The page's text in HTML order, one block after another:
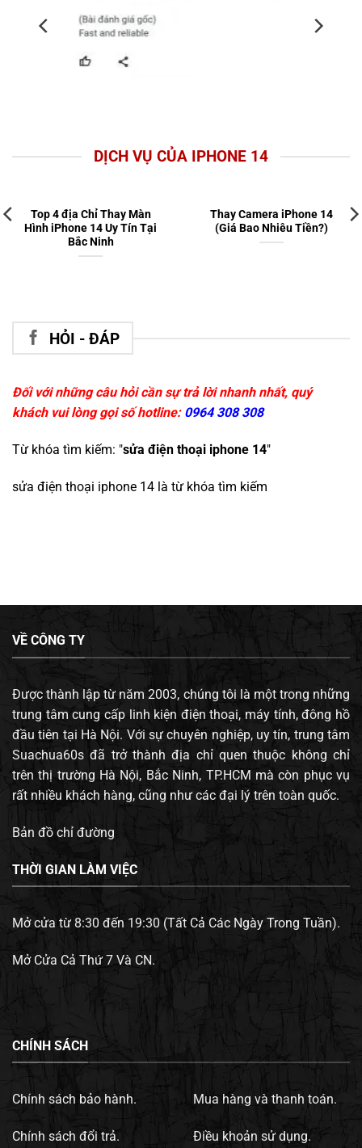
DỊCH VỤ CỦA IPHONE 14
Top 4 địa Chỉ Thay Màn
Hình iPhone 14 Uy Tín Tại
Bắc Ninh
Thay Camera iPhone 14
(Giá Bao Nhiêu Tiền?)
HỎI - ĐÁP
Đối với những câu hỏi cần sự trả lời nhanh nhất, quý
khách vui lòng gọi số hotline: 0964 308 308
Từ khóa tìm kiếm: "sửa điện thoại iphone 14"
sửa điện thoại iphone 14 là từ khóa tìm kiếm
VỀ CÔNG TY
Được thành lập từ năm 2003, chúng tôi là một trong những
trung tâm cung cấp linh kiện điện thoại, máy tính, đông hồ
đầu tiên tại Hà Nội. Với sự chuyên nghiệp, uy tín, trung tâm
Suachua60s đã trở thành địa chỉ quen thuộc không chỉ
trên thị trường Hà Nội, Bắc Ninh, TP.HCM mà còn phục vụ
rất nhiều khách hàng, cũng như các đại lý trên toàn quốc.
Bản đồ chỉ đường
THỜI GIAN LÀM VIỆC
Mở cửa từ 8:30 đến 19:30 (Tất Cả Các Ngày Trong Tuần).
Mở Cửa Cả Thứ 7 Và CN.
CHÍNH SÁCH
Chính sách bảo hành.
Chính sách đổi trả.
Mua hàng và thanh toán.
Điều khoản sử dụng.